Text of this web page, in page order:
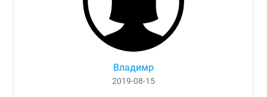
Владимр
2019-08-15